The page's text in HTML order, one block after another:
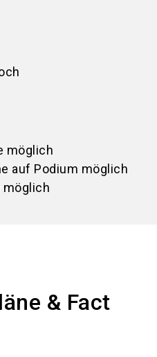
möglich
auf Podium möglich
möglich
& Fact